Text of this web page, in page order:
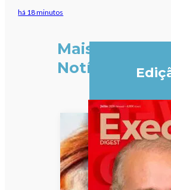
há 18 minutos
Mais
Notícias